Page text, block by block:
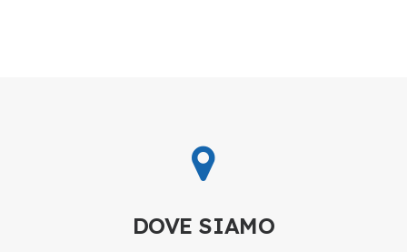
DOVE SIAMO